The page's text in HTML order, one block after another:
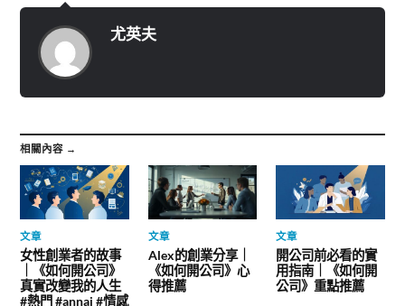
尤英夫
相關內容 →
文章
女性創業者的故事
｜《如何開公司》
真實改變我的人生
#熱門 #annai #情感
文章
Alex的創業分享｜
《如何開公司》心
得推薦
文章
開公司前必看的實
用指南｜《如何開
公司》重點推薦